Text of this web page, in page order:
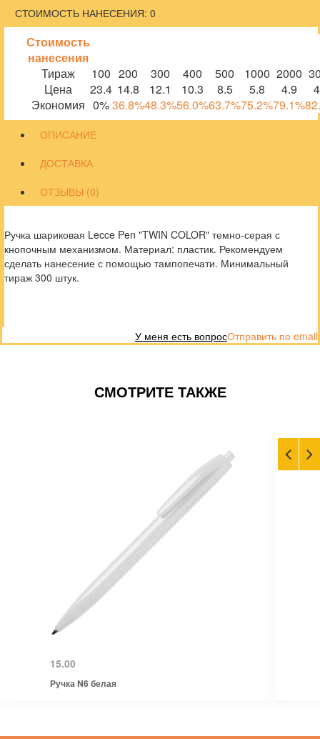
СТОИМОСТЬ НАНЕСЕНИЯ: 0
Стоимость
нанесения
Тираж
100 200 300 400 500 1000 2000
Цена
23.4 14.8 12.1 10.3 8.5 5.8 4.9
Экономия 0%36.8%48.3%56.0%63.7%75.2%79.1%
ОПИСАНИЕ
ДОСТАВКА
ОТЗЫВЫ (0)
Ручка шариковая Lecce Pen "TWIN COLOR" темно-серая с
кнопочным механизмом. Материал: пластик. Рекомендуем
сделать нанесение с помощью тампопечати. Минимальный
тираж 300 штук.
Отправить по email
У меня есть вопрос
СМОТРИТЕ ТАКЖЕ
15.00
Ручка N6 белая